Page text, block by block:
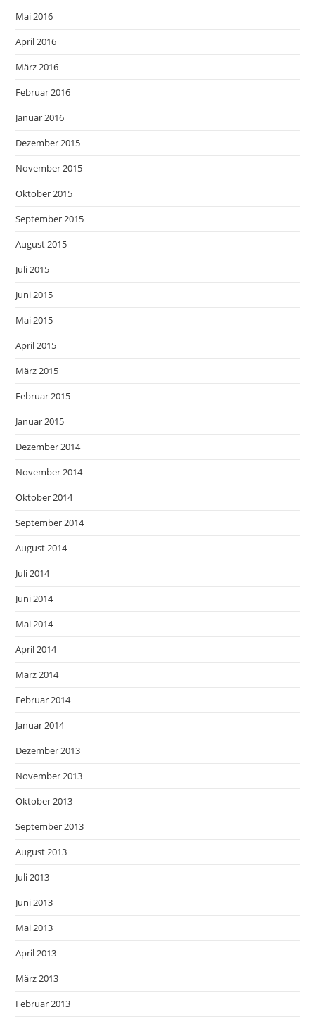
Mai 2016
April 2016
März 2016
Februar 2016
Januar 2016
Dezember 2015
November 2015
Oktober 2015
September 2015
August 2015
Juli 2015
Juni 2015
Mai 2015
April 2015
März 2015
Februar 2015
Januar 2015
Dezember 2014
November 2014
Oktober 2014
September 2014
August 2014
Juli 2014
Juni 2014
Mai 2014
April 2014
März 2014
Februar 2014
Januar 2014
Dezember 2013
November 2013
Oktober 2013
September 2013
August 2013
Juli 2013
Juni 2013
Mai 2013
April 2013
März 2013
Februar 2013